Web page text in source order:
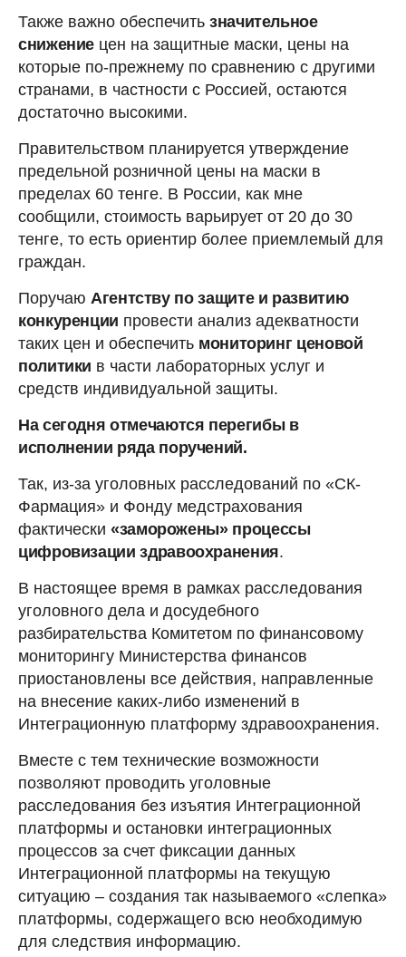
Также важно обеспечить значительное
снижение цен на защитные маски, цены на
которые по-прежнему по сравнению с другими
странами, в частности с Россией, остаются
достаточно высокими.
Правительством планируется утверждение
предельной розничной цены на маски в
пределах 60 тенге. В России, как мне
сообщили, стоимость варьирует от 20 до 30
тенге, то есть ориентир более приемлемый для
граждан.
Поручаю Агентству по защите и развитию
конкуренции провести анализ адекватности
таких цен и обеспечить мониторинг ценовой
политики в части лабораторных услуг и
средств индивидуальной защиты.
На сегодня отмечаются перегибы в
исполнении ряда поручений.
Так, из-за уголовных расследований по «СК-
Фармация» и Фонду медстрахования
фактически «заморожены» процессы
цифровизации здравоохранения.
В настоящее время в рамках расследования
уголовного дела и досудебного
разбирательства Комитетом по финансовому
мониторингу Министерства финансов
приостановлены все действия, направленные
на внесение каких-либо изменений в
Интеграционную платформу здравоохранения.
Вместе с тем технические возможности
позволяют проводить уголовные
расследования без изъятия Интеграционной
платформы и остановки интеграционных
процессов за счет фиксации данных
Интеграционной платформы на текущую
ситуацию – создания так называемого «слепка»
платформы, содержащего всю необходимую
для следствия информацию.